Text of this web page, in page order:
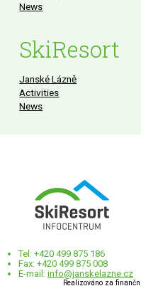
News
SkiResort
Janské Lázně
Activities
News
Tel: +420 499 875 186
Fax: +420 499 875 008
E-mail: info@janskelazne.cz
Realizováno za